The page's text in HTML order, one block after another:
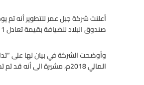
صندوق البلاد للضيافة بقيمة تعادل 1.11 مليار ريال.
وأوضحت الشركة في بيان لها على
المالي 2018م، مشيرة الى أنه قد تم تطبيق معايير الحوكمة فيما يتعلق بهذه الصفقة.